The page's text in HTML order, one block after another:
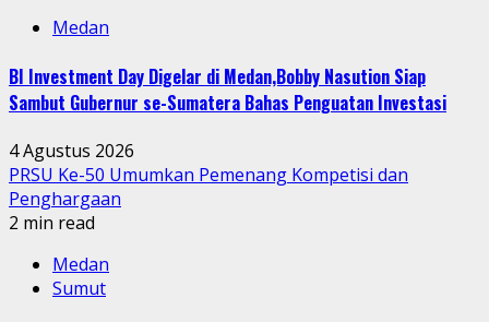
Medan
BI Investment Day Digelar di Medan,Bobby Nasution Siap
Sambut Gubernur se-Sumatera Bahas Penguatan Investasi
4 Agustus 2026
PRSU Ke-50 Umumkan Pemenang Kompetisi dan
Penghargaan
2 min read
Medan
Sumut